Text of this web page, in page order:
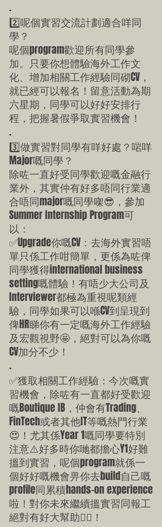
.
2️⃣呢個實習交流計劃適合咩同
學？
呢個program歡迎所有同學參
加。只要你想體驗海外工作文
化、增加相關工作經驗同砌CV，
就已經可以報名！留意活動為期
六星期，同學可以好好安排行
程，把握暑假爭取實習機會！
.
3️⃣做實習對同學有咩好處？啱咩
Major嘅同學？
除咗一直好受同學歡迎嘅金融行
業外，其實仲有好多唔同行業適
合唔同major嘅同學㗎😎，參加
Summer Internship Program可
以：
✅Upgrade你嘅CV：去海外實習唔
單只係工作咁簡單，更係為咗俾
同學獲得international business
setting嘅體驗！有唔少大公司及
Interviewer都極為重視呢類經
驗，同學如果可以喺CV到呈現到
俾HR睇你有一定嘅海外工作經驗
及宏觀視野🤩，絕對可以為你嘅
CV加分不少！
.
✅獲取相關工作經驗：今次嘅實
習機會，除咗有一直都好受歡迎
嘅Boutique IB，仲會有Trading、
FinTech或者其他IT等嘅熱門行業
😍！尤其係Year 1嘅同學要特別
注意⚠️好多時你哋都擔心Y1好難
搵到實習，呢個program就係一
個好好嘅機會畀你去build自己嘅
profile同累積hands-on experience
啦！對你未來繼續搵實習同報工
絕對有好大幫助👍🏻！